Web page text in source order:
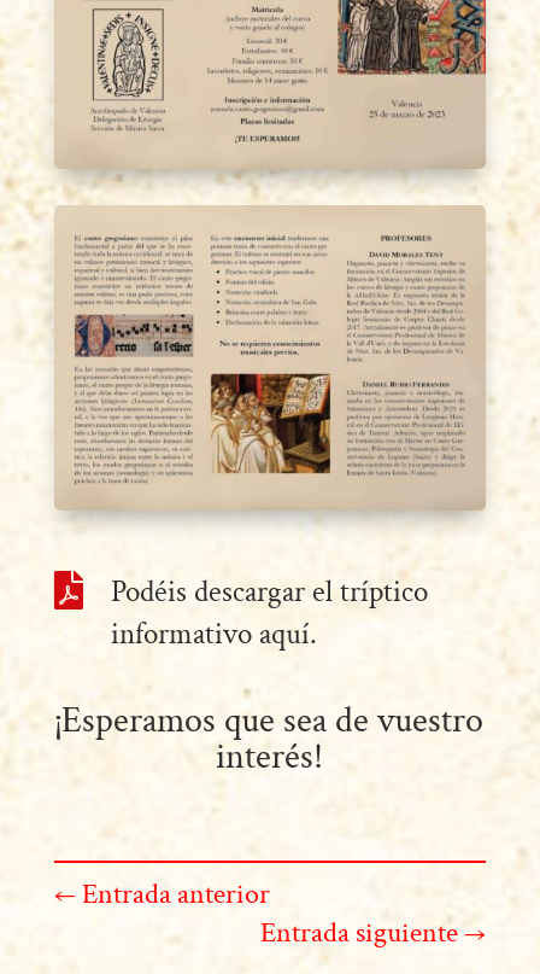

Podéis descargar el tríptico
informativo aquí.
¡Esperamos que sea de vuestro
interés!
←Entrada anterior
Entrada siguiente→